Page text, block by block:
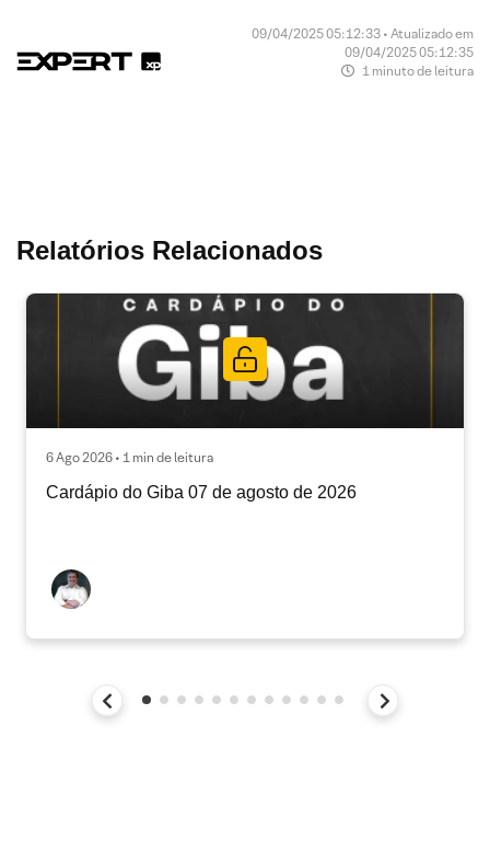
09/04/2025 05:12:33 • Atualizado em
09/04/2025 05:12:35
1 minuto de leitura
Relatórios Relacionados
6 Ago 2026 • 1 min de leitura
Cardápio do Giba 07 de agosto de 2026